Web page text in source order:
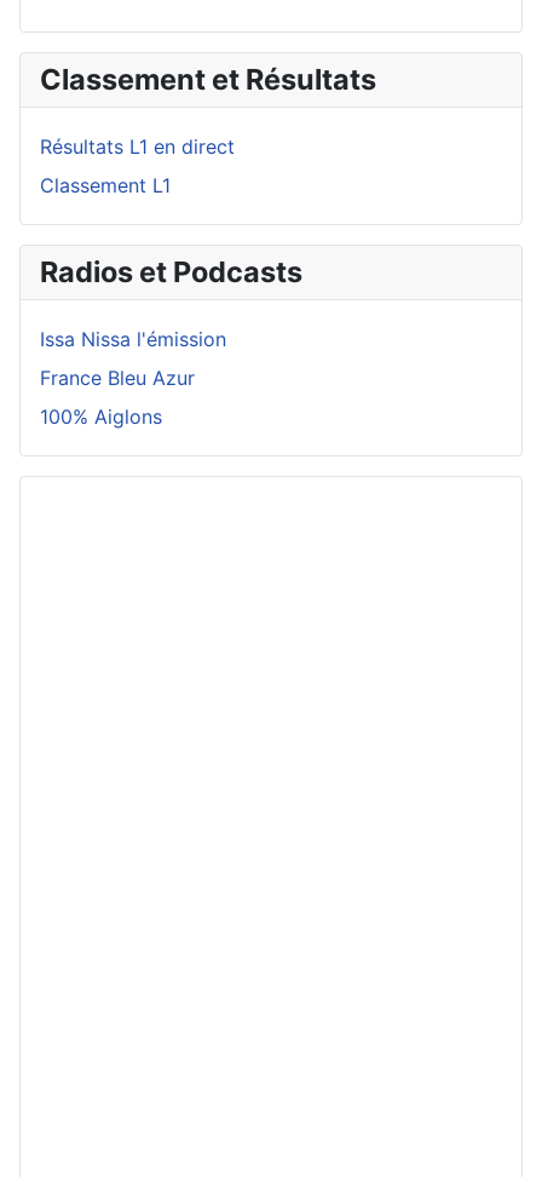
Classement et Résultats
Résultats L1 en direct
Classement L1
Radios et Podcasts
Issa Nissa l'émission
France Bleu Azur
100% Aiglons